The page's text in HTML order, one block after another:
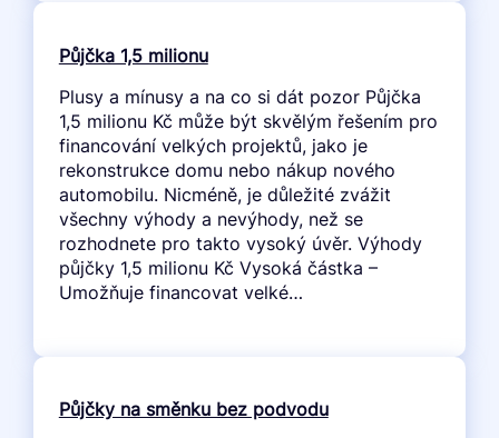
Půjčka 1,5 milionu
Plusy a mínusy a na co si dát pozor Půjčka
1,5 milionu Kč může být skvělým řešením pro
financování velkých projektů, jako je
rekonstrukce domu nebo nákup nového
automobilu. Nicméně, je důležité zvážit
všechny výhody a nevýhody, než se
rozhodnete pro takto vysoký úvěr. Výhody
půjčky 1,5 milionu Kč Vysoká částka –
Umožňuje financovat velké…
Půjčky na směnku bez podvodu